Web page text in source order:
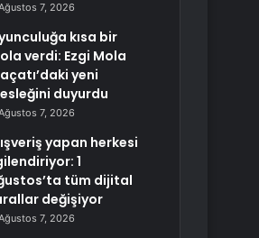
7, 2026
kısa bir
verdi: Ezgi Mola
yeni
duyurdu
7, 2026
yapan herkesi
1
tüm dijital
değişiyor
7, 2026